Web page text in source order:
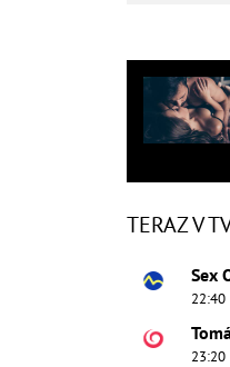
TERAZ V
Sex
22:40
23:20